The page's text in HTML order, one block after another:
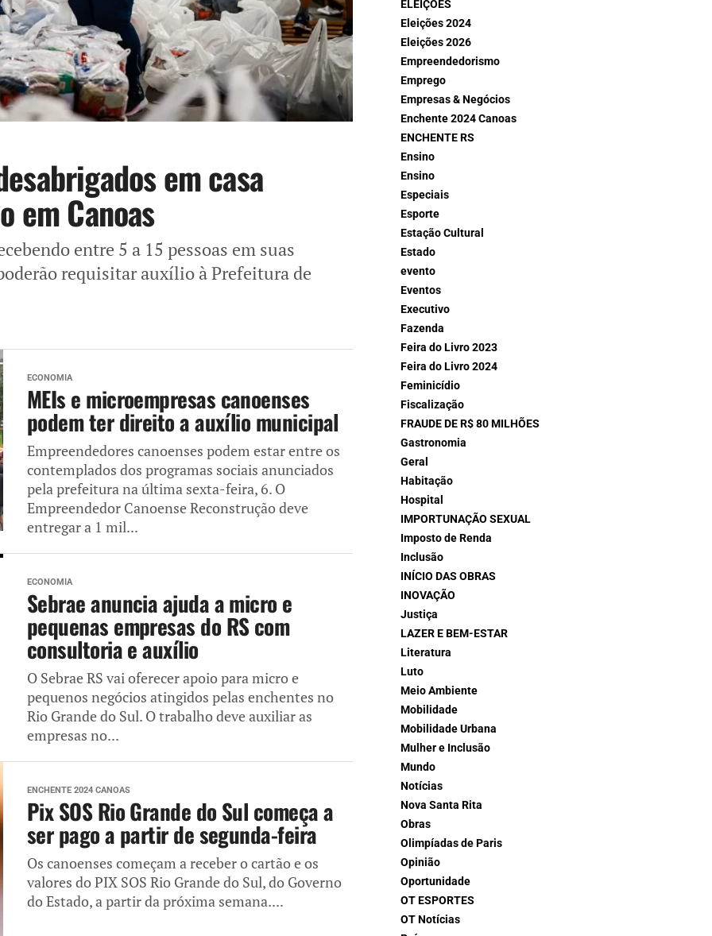
em casa
em Canoas
entre 5 a 15 pessoas em suas
requisitar auxílio à Prefeitura de
ECONOMIA
MEIs e microempresas canoenses
podem ter direito a auxílio municipal
Empreendedores canoenses podem estar entre os
contemplados dos programas sociais anunciados
pela prefeitura na última sexta-feira, 6. O
Empreendedor Canoense Reconstrução deve
entregar a 1 mil...
ECONOMIA
Sebrae anuncia ajuda a micro e
pequenas empresas do RS com
consultoria e auxílio
O Sebrae RS vai oferecer apoio para micro e
pequenos negócios atingidos pelas enchentes no
Rio Grande do Sul. O trabalho deve auxiliar as
empresas no...
ENCHENTE 2024 CANOAS
Pix SOS Rio Grande do Sul começa a
ser pago a partir de segunda-feira
Os canoenses começam a receber o cartão e os
valores do PIX SOS Rio Grande do Sul, do Governo
do Estado, a partir da próxima semana....
ELEIÇÕES
Eleições 2024
Eleições 2026
Empreendedorismo
Emprego
Empresas & Negócios
Enchente 2024 Canoas
ENCHENTE RS
Ensino
Ensino
Especiais
Esporte
Estação Cultural
Estado
evento
Eventos
Executivo
Fazenda
Feira do Livro 2023
Feira do Livro 2024
Feminicídio
Fiscalização
FRAUDE DE R$ 80 MILHÕES
Gastronomia
Geral
Habitação
Hospital
IMPORTUNAÇÃO SEXUAL
Imposto de Renda
Inclusão
INÍCIO DAS OBRAS
INOVAÇÃO
Justiça
LAZER E BEM-ESTAR
Literatura
Luto
Meio Ambiente
Mobilidade
Mobilidade Urbana
Mulher e Inclusão
Mundo
Notícias
Nova Santa Rita
Obras
Olimpíadas de Paris
Opinião
Oportunidade
OT ESPORTES
OT Notícias